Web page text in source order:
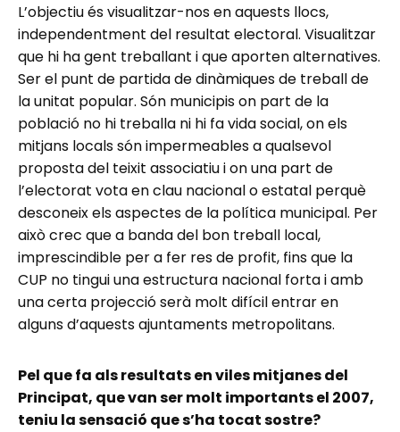
L’objectiu és visualitzar-nos en aquests llocs,
independentment del resultat electoral. Visualitzar
que hi ha gent treballant i que aporten alternatives.
Ser el punt de partida de dinàmiques de treball de
la unitat popular. Són municipis on part de la
població no hi treballa ni hi fa vida social, on els
mitjans locals són impermeables a qualsevol
proposta del teixit associatiu i on una part de
l’electorat vota en clau nacional o estatal perquè
desconeix els aspectes de la política municipal. Per
això crec que a banda del bon treball local,
imprescindible per a fer res de profit, fins que la
CUP no tingui una estructura nacional forta i amb
una certa projecció serà molt difícil entrar en
alguns d’aquests ajuntaments metropolitans.
Pel que fa als resultats en viles mitjanes del
Principat, que van ser molt importants el 2007,
teniu la sensació que s’ha tocat sostre?